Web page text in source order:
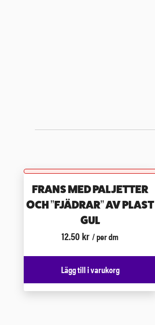
FRANS MED PALJETTER
OCH ”FJÄDRAR” AV PLAST
GUL
12.50 kr / per dm
Lägg till i varukorg